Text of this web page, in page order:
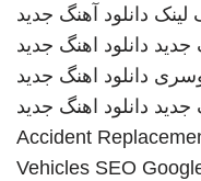
لینک دانلود آهنگ جدید
جدید دانلود اهنگ جدید
دانلود اهنگ جدید
جدید دانلود اهنگ جدید
Accident
Vehicles SEO